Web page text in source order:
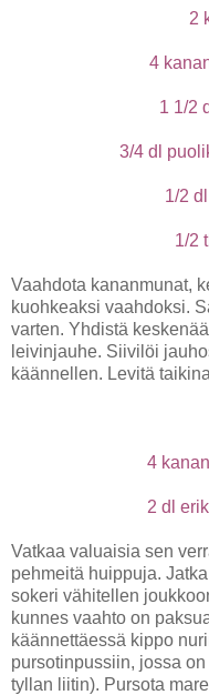
2
4
1 1/2
3/4 dl
1/2
1/2
Vaahdota kananmunat,
kuohkeaksi vaahdoksi.
varten. Yhdistä
leivinjauhe. Siivilöi
käännellen. Levitä
4
2 dl
Vatkaa valuaisia sen
pehmeitä huippuja.
sokeri vähitellen
kunnes vaahto on
käännettäessä kippo
pursotinpussiin, jossa
tyllan liitin). Pursota